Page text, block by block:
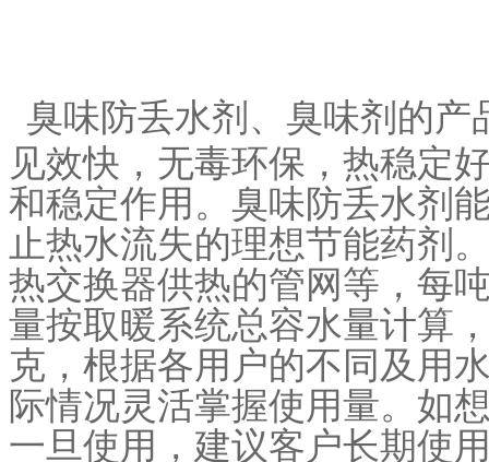
臭味防丢水剂、臭味剂的
见效快，无毒环保，热稳定
和稳定作用。臭味防丢水剂
止热水流失的理想节能药剂
热交换器供热的管网等，每
量按取暖系统总容水量计算
克，根据各用户的不同及用
际情况灵活掌握使用量。如
一旦使用，建议客户长期使